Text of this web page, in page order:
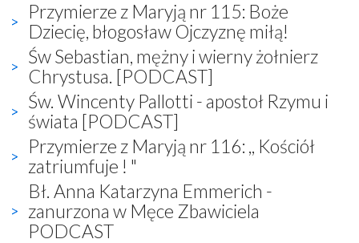
Przymierze z Maryją nr 115: Boże
Dziecię, błogosław Ojczyznę miłą!
Św Sebastian, mężny i wierny żołnierz
Chrystusa. [PODCAST]
Św. Wincenty Pallotti - apostoł Rzymu i
świata [PODCAST]
Przymierze z Maryją nr 116: ,, Kościół
zatriumfuje ! "
Bł. Anna Katarzyna Emmerich -
zanurzona w Męce Zbawiciela
PODCAST